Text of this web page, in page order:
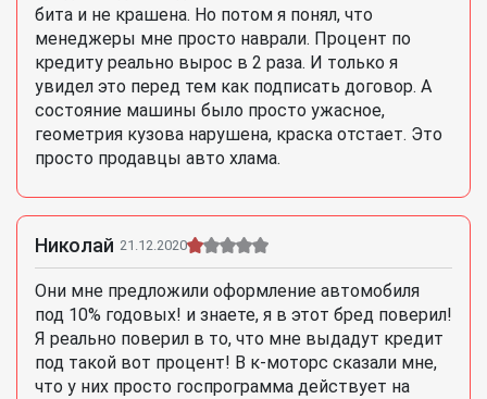
бита и не крашена. Но потом я понял, что
менеджеры мне просто наврали. Процент по
кредиту реально вырос в 2 раза. И только я
увидел это перед тем как подписать договор. А
состояние машины было просто ужасное,
геометрия кузова нарушена, краска отстает. Это
просто продавцы авто хлама.
Николай 21.12.2020
Они мне предложили оформление автомобиля
под 10% годовых! и знаете, я в этот бред поверил!
Я реально поверил в то, что мне выдадут кредит
под такой вот процент! В к-моторс сказали мне,
что у них просто госпрограмма действует на